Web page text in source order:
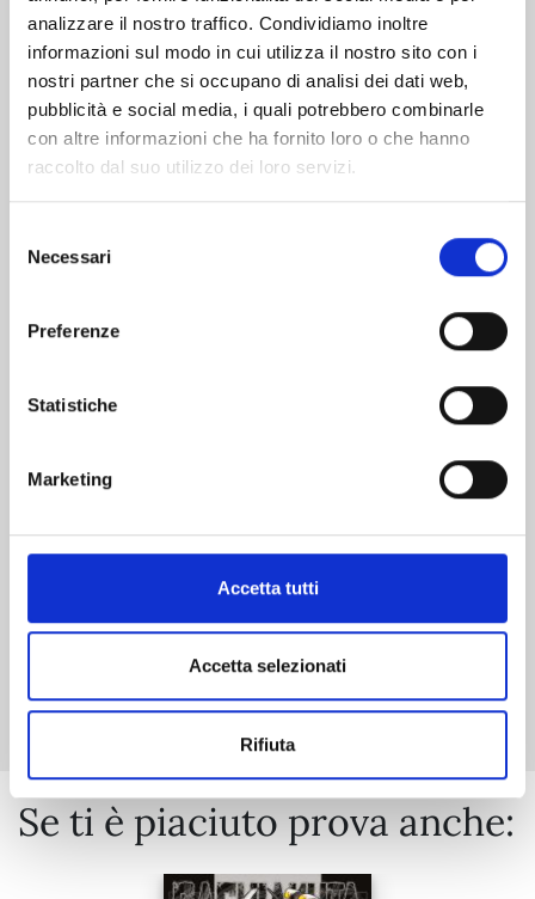
analizzare il nostro traffico. Condividiamo inoltre
informazioni sul modo in cui utilizza il nostro sito con i
nostri partner che si occupano di analisi dei dati web,
pubblicità e social media, i quali potrebbero combinarle
con altre informazioni che ha fornito loro o che hanno
raccolto dal suo utilizzo dei loro servizi.
delNecessari
Preferenze
Statistiche
Marketing
Accetta tutti
Accetta selezionati
Rifiuta
€ 6,90
Mostra tutto
Se ti è piaciuto prova anche: